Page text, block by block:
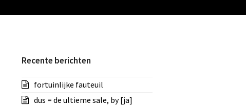
Recente berichten
fortuinlijke fauteuil
dus = de ultieme sale, by [ja]